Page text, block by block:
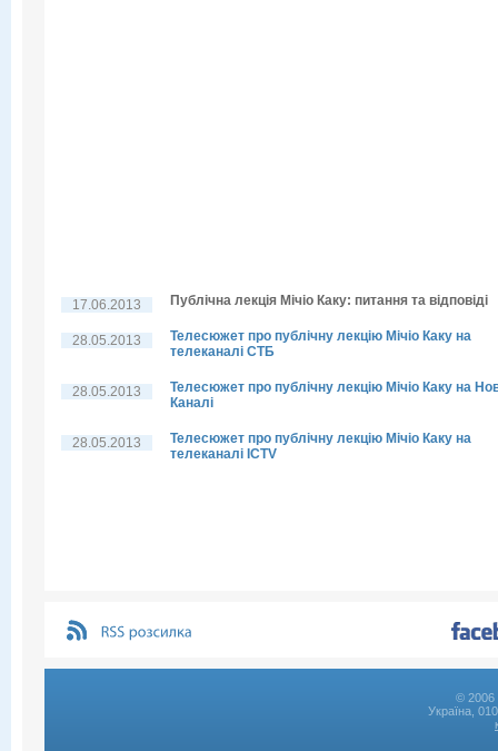
17.06.2013 Публічна лекція Мічіо Каку: питання та відповіді
28.05.2013
Телесюжет про публічну лекцію Мічіо Каку на
телеканалі СТБ
28.05.2013
Телесюжет про публічну лекцію Мічіо Каку на
Каналі
28.05.2013
Телесюжет про публічну лекцію Мічіо Каку на
телеканалі ICTV
© 2006
Україна,